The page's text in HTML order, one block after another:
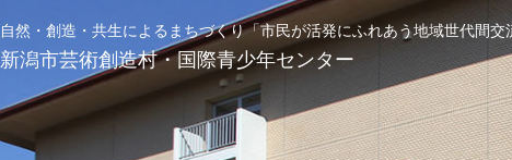
自然・創造・共生によるまちづくり「市民が活発にふれあう地域世代間交
新潟市芸術創造村・国際青少年センター